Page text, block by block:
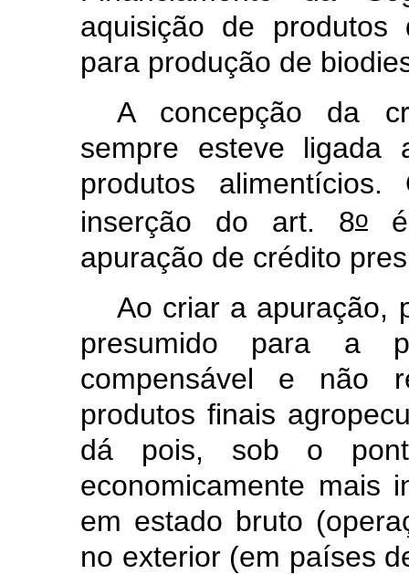
aquisição de
para produção de
A concepção da
sempre esteve ligada
produtos
inserção do art. 8o
apuração de crédito
Ao criar a apuração,
presumido para a
compensável e não
produtos finais
dá pois, sob o
economicamente mais
em estado bruto
no exterior (em países